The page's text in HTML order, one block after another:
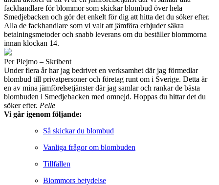
fackhandlare för blommor som skickar blombud över hela
Smedjebacken och gör det enkelt för dig att hitta det du söker efter.
Alla de fackhandlare som vi valt att jämföra erbjuder säkra
betalningsmetoder och snabb leverans om du beställer blommorna
innan klockan 14.
Per Plejmo – Skribent
Under flera år har jag bedrivet en verksamhet där jag förmedlar
blombud till privatpersoner och företag runt om i Sverige. Detta är
en av mina jämförelsetjänster där jag samlar och rankar de bästa
blombuden i Smedjebacken med omnejd. Hoppas du hittar det du
söker efter. Pelle
Vi går igenom följande:
Så skickar du blombud
Vanliga frågor om blombuden
Tillfällen
Blommors betydelse